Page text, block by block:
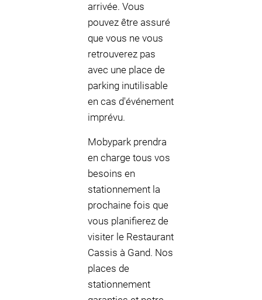
arrivée. Vous
pouvez être assuré
que vous ne vous
retrouverez pas
avec une place de
parking inutilisable
en cas d'événement
imprévu.
Mobypark prendra
en charge tous vos
besoins en
stationnement la
prochaine fois que
vous planifierez de
visiter le Restaurant
Cassis à Gand. Nos
places de
stationnement